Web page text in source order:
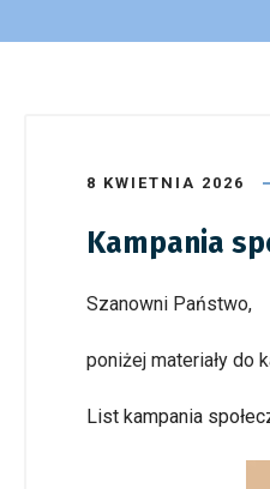
8 KWIETNIA 2026
Kampania
Szanowni Państwo,
poniżej materiały do
List kampania